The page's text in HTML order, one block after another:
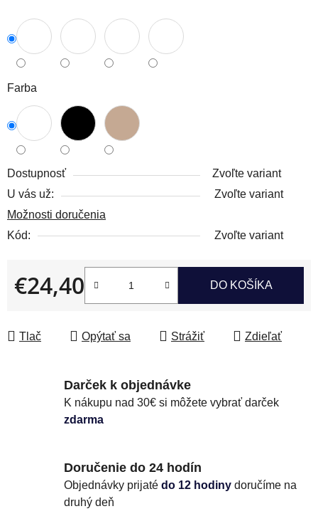
Farba
Dostupnosť
Zvoľte variant
U vás už:
Zvoľte variant
Možnosti doručenia
Kód:
Zvoľte variant
€24,40
Jednotková cena:
DO KOŠÍKA
Tlač Opýtať sa Strážiť Zdieľať
Darček k objednávke
K nákupu nad 30€ si môžete vybrať darček
zdarma
Doručenie do 24 hodín
Objednávky prijaté do 12 hodiny doručíme na
druhý deň